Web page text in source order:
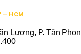
– HCM
Lương, P. Tân